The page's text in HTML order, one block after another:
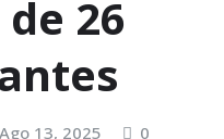
26
Ago 13, 2025 0